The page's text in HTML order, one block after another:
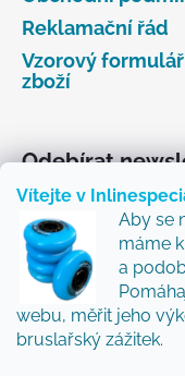
Vítejte v
Aby se
máme
a
webu, měřit jeho
bruslařský zážitek.
Reklamační řád
Vzorový
zboží
Odebírat
Vložte svůj e-mail a
o nových
Přidejte se k nám a
novinky a tipy.
E-mail